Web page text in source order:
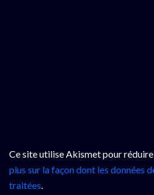
Ce site utilise Akismet pour
plus sur la façon dont les données
traitées.